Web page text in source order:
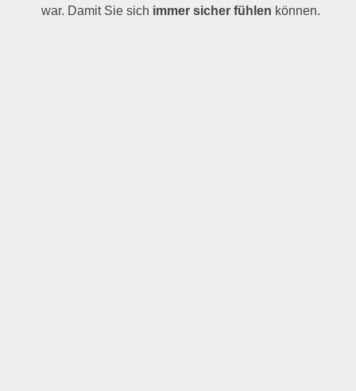
war. Damit Sie sich immer sicher fühlen können.